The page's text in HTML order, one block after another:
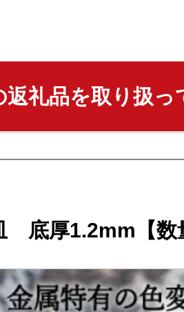
返礼品を取り扱っ
底厚1.2mm【数